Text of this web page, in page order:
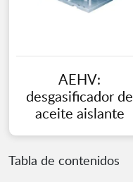
AEHV:
desgasificador de
aceite aislante
Tabla de contenidos